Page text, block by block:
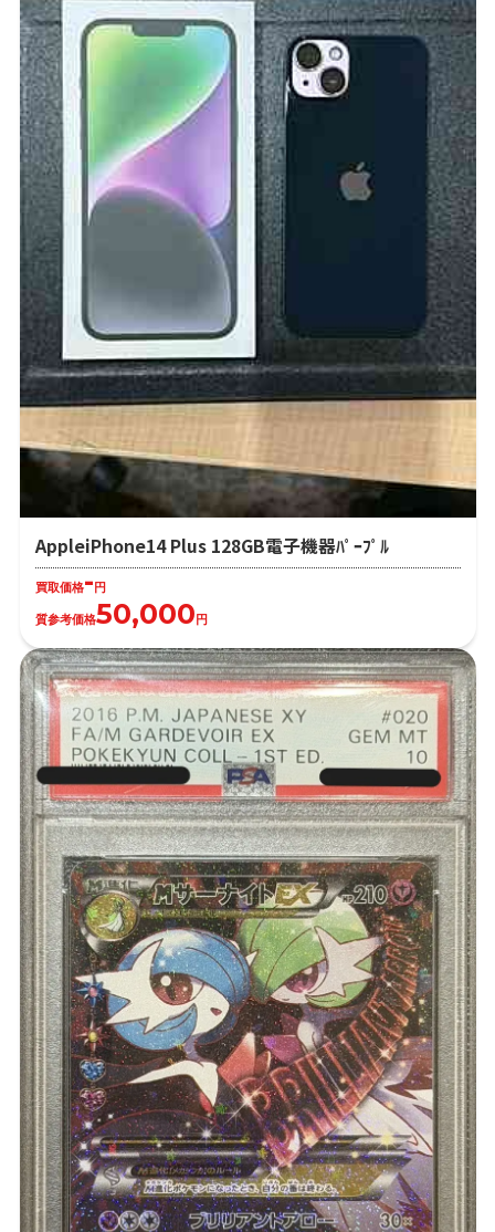
AppleiPhone14 Plus 128GB電子機器ﾊﾟｰﾌﾟﾙ
買取価格-円
質参考価格50,000円